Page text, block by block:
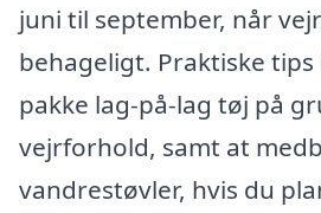
juni til september, når
behageligt. Praktiske
pakke lag-på-lag tøj på
vejrforhold, samt at
vandrestøvler, hvis du